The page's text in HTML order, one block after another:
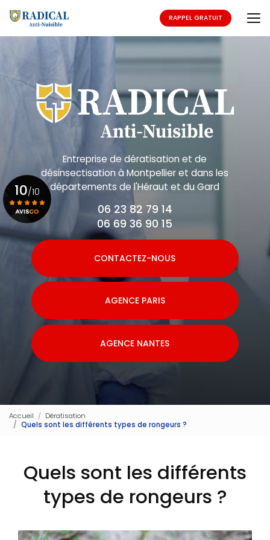
au
contenu
principal
RAPPEL GRATUIT
Entreprise de dératisation et de
désinsectisationà Montpellier et dans les
départements de l'Héraut et du Gard
06 23 82 79 14
06 69 36 90 15
CONTACTEZ-NOUS
AGENCE PARIS
AGENCE NANTES
10/10
Voir le certificat
Accueil
Dératisation
Quels sont les différents types de rongeurs ?
Quels sont les différents
types de rongeurs ?